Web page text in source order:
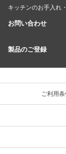
キッチンのお手入れ
お問い合わせ
製品のご登録
ご利用